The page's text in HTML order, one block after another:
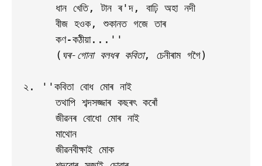
     (
ঘৰ-গোনা বলধৰ কবিতা, চেনীৰাম গগৈ)
২. ''কবিতা বোধ মোৰ নাই
     তথাপি শব্দসজ্জাৰ কছৰৎ কৰোঁ